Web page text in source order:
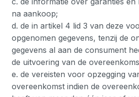
na aankoop;
d. de in artikel 4 lid 3 van deze
opgenomen gegevens, tenzij de
gegevens al aan de consument
de uitvoering van de
e. de vereisten voor opzegging
overeenkomst indien de